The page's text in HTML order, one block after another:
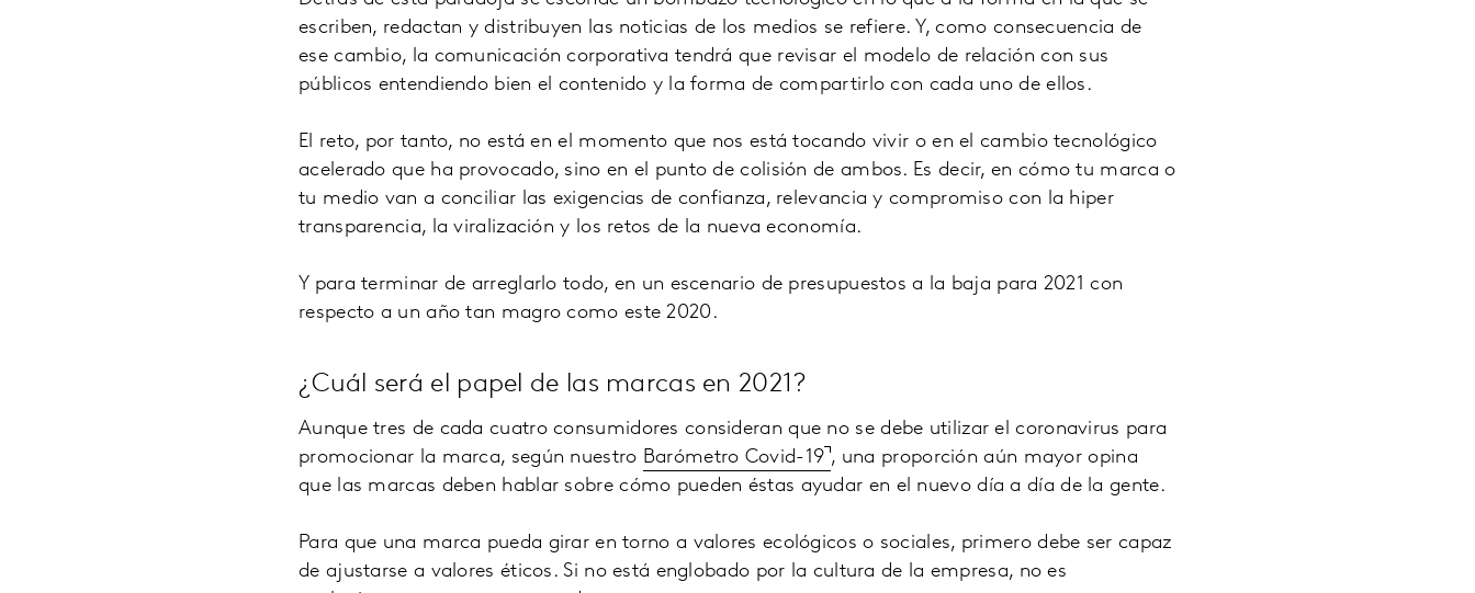
escriben, redactan y distribuyen las noticias de los medios se refiere. Y, como consecuencia de
ese cambio, la comunicación corporativa tendrá que revisar el modelo de relación con sus
públicos entendiendo bien el contenido y la forma de compartirlo con cada uno de ellos.
El reto, por tanto, no está en el momento que nos está tocando vivir o en el cambio tecnológico
acelerado que ha provocado, sino en el punto de colisión de ambos. Es decir, en cómo tu marca o
tu medio van a conciliar las exigencias de confianza, relevancia y compromiso con la hiper
transparencia, la viralización y los retos de la nueva economía.
Y para terminar de arreglarlo todo, en un escenario de presupuestos a la baja para 2021 con
respecto a un año tan magro como este 2020.
¿Cuál será el papel de las marcas en 2021?
Aunque tres de cada cuatro consumidores consideran que no se debe utilizar el coronavirus para
promocionar la marca, según nuestro Barómetro Covid-19 , una proporción aún mayor opina
que las marcas deben hablar sobre cómo pueden éstas ayudar en el nuevo día a día de la gente.
Para que una marca pueda girar en torno a valores ecológicos o sociales, primero debe ser capaz
de ajustarse a valores éticos. Si no está englobado por la cultura de la empresa, no es